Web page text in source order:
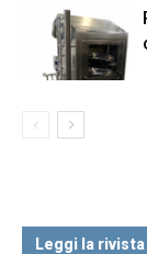
Leggi la rivista